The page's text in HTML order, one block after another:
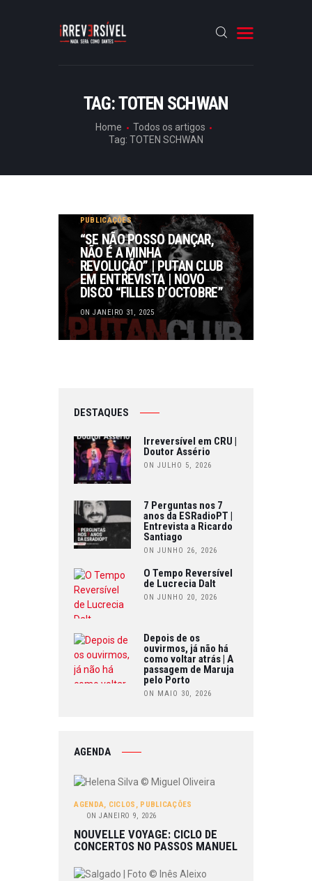
TAG: TOTEN SCHWAN
Home
Todos os artigos
Tag: TOTEN SCHWAN
HOME
CRÓNICAS
ENTREVISTAS
RUBRICAS
PUBLICAÇÕES
“SE NÃO POSSO DANÇAR,
NÃO É A MINHA
REVOLUÇÃO” | PUTAN CLUB
EM ENTREVISTA | NOVO
DISCO “FILLES D’OCTOBRE”
ON JANEIRO 31, 2025
DESTAQUES
Irreversível em CRU |
Doutor Assério
ON JULHO 5, 2026
7 Perguntas nos 7
anos da ESRadioPT |
Entrevista a Ricardo
Santiago
ON JUNHO 26, 2026
O Tempo Reversível
de Lucrecia Dalt
ON JUNHO 20, 2026
Depois de os
ouvirmos, já não há
como voltar atrás | A
passagem de Maruja
pelo Porto
ON MAIO 30, 2026
AGENDA
AGENDA, CICLOS , PUBLICAÇÕES
ON JANEIRO 9, 2026
NOUVELLE VOYAGE: CICLO DE
CONCERTOS NO PASSOS MANUEL